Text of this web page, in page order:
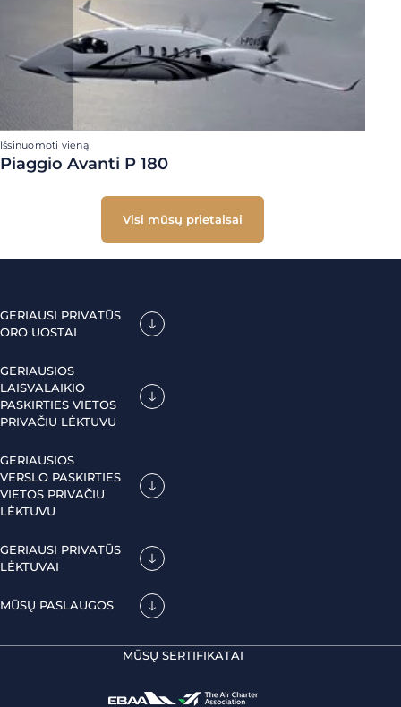
Išsinuomoti vieną
Piaggio Avanti P 180
Visi mūsų prietaisai
GERIAUSI PRIVATŪS
ORO UOSTAI
GERIAUSIOS
LAISVALAIKIO
PASKIRTIES VIETOS
PRIVAČIU LĖKTUVU
GERIAUSIOS
VERSLO PASKIRTIES
VIETOS PRIVAČIU
LĖKTUVU
GERIAUSI PRIVATŪS
LĖKTUVAI
MŪSŲ PASLAUGOS
MŪSŲ SERTIFIKATAI